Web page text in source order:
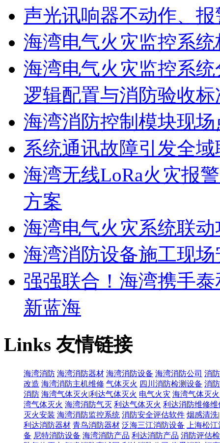
声光讯响器不动作、
海湾电气火灾监控系
海湾电气火灾监控系
逻辑配置与消防验收标
海湾消防控制模块现
系统通讯故障引发全
海湾无线LoRa火灾报
方案
海湾电气火灾系统联
海湾消防设备施工现
强强联合！海湾携手
新蓝海
Links友情链接
海湾消防 海湾消防器材 海湾消防设备 海湾消防公司 消
改造 海湾消防主机维修 气体灭火 四川消防检测设备 消
消防 海湾气体灭火|利达气体灭火 电气火灾 海湾气体灭
湾气体灭火 海湾消防气灭 利达气体灭火 利达消防维修维
灭火安装 海湾消防监控系统 消防安全评估软件 烟感清洗
利达消防器材 青鸟消防器材 泛海三江消防设备
上海松
备 尼特消防设备 海湾消防产品 利达消防产品 消防评估